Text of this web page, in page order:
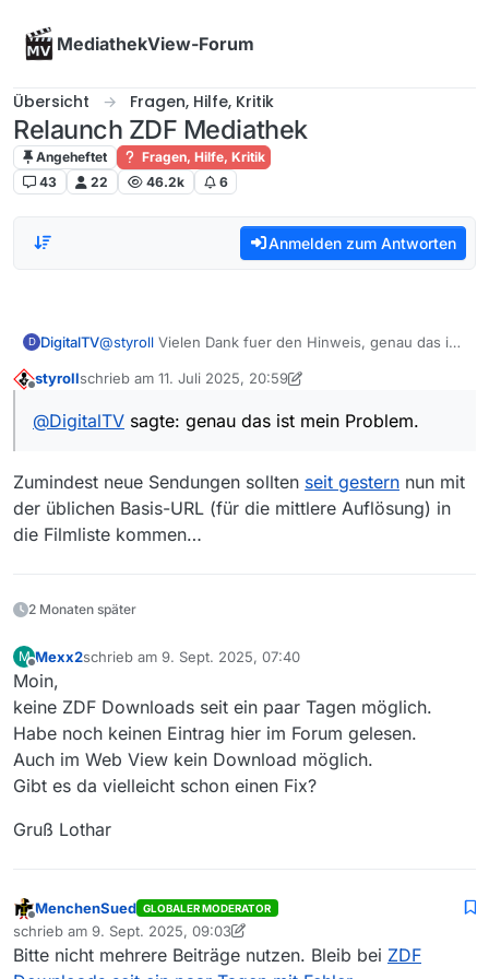
MediathekView-Forum
Übersicht Fragen, Hilfe, Kritik
Relaunch ZDF Mediathek
Angeheftet
Fragen, Hilfe, Kritik
43
22 46.2k 6
Anmelden zum Antworten
D DigitalTV@styroll Vielen Dank fuer den Hinweis, genau das ist
styrollschrieb am 11. Juli 2025, 20:59
zuletzt editiert von styroll7. Nov. 2025, 23:00
@DigitalTV sagte: genau das ist mein Problem.
Zumindest neue Sendungen sollten seit gestern nun mit
der üblichen Basis-URL (für die mittlere Auflösung) in
die Filmliste kommen…
2 Monaten später
M
Offline
Mexx2schrieb am 9. Sept. 2025, 07:40
zuletzt editiert von
Moin,
keine ZDF Downloads seit ein paar Tagen möglich.
Habe noch keinen Eintrag hier im Forum gelesen.
Auch im Web View kein Download möglich.
Gibt es da vielleicht schon einen Fix?
Gruß Lothar
Offline
MenchenSued GLOBALER MODERATOR
schrieb am 9. Sept. 2025, 09:03
zuletzt editiert von MenchenSued
Bitte nicht mehrere Beiträge nutzen. Bleib bei ZDF